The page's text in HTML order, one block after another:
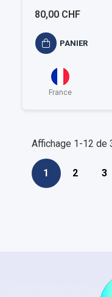
Sécurité au
80,00 CHF
PANIER
France
Affichage 1-12 de
1 2 3